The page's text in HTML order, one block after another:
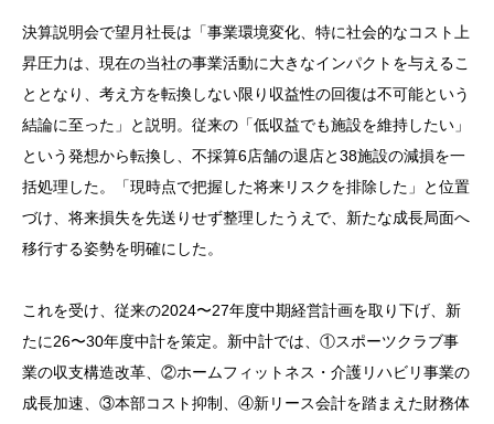
決算説明会で望月社長は「事業環境変化、特に社会的なコスト上
昇圧力は、現在の当社の事業活動に大きなインパクトを与えるこ
ととなり、考え方を転換しない限り収益性の回復は不可能という
結論に至った」と説明。従来の「低収益でも施設を維持したい」
という発想から転換し、不採算6店舗の退店と38施設の減損を一
括処理した。「現時点で把握した将来リスクを排除した」と位置
づけ、将来損失を先送りせず整理したうえで、新たな成長局面へ
移行する姿勢を明確にした。
これを受け、従来の2024〜27年度中期経営計画を取り下げ、新
たに26〜30年度中計を策定。新中計では、①スポーツクラブ事
業の収支構造改革、②ホームフィットネス・介護リハビリ事業の
成長加速、③本部コスト抑制、④新リース会計を踏まえた財務体